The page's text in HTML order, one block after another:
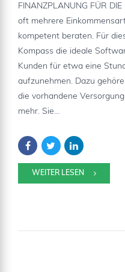
FINANZPLANUNG FÜR
oft mehrere
kompetent beraten. Für
Kompass die ideale
Kunden für etwa eine
aufzunehmen. Dazu
die vorhandene
mehr. Sie...
WEITER LESEN